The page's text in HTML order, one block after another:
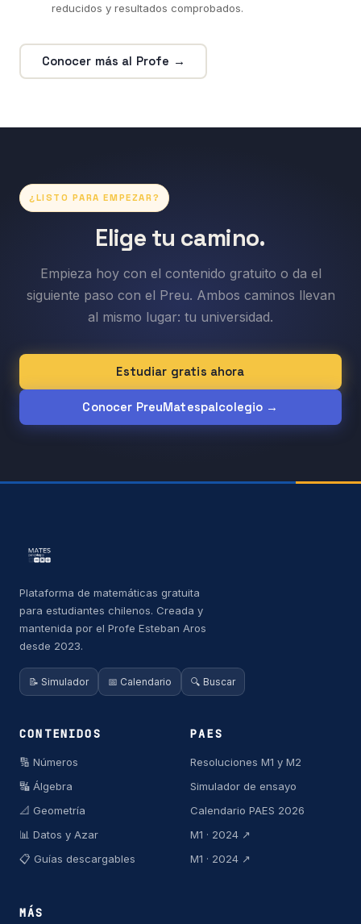
reducidos y resultados comprobados.
Conocer más al Profe →
¿LISTO PARA EMPEZAR?
Elige tu camino.
Empieza hoy con el contenido gratuito o da el
siguiente paso con el Preu. Ambos caminos llevan
al mismo lugar: tu universidad.
Estudiar gratis ahora
Conocer PreuMatespalcolegio →
Plataforma de matemáticas gratuita
para estudiantes chilenos. Creada y
mantenida por el Profe Esteban Aros
desde 2023.
📝 Simulador 📅 Calendario 🔍 Buscar
CONTENIDOS
🔢 Números
🔣 Álgebra
📐 Geometría
📊 Datos y Azar
📋 Guías descargables
PAES
Resoluciones M1 y M2
Simulador de ensayo
Calendario PAES 2026
M1 · 2024 ↗
M1 · 2024 ↗
MÁS